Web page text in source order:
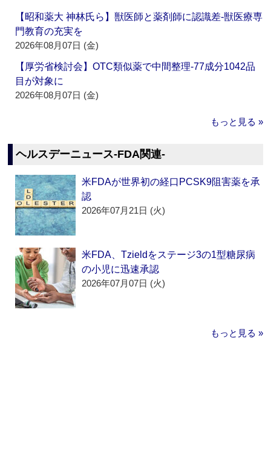
【昭和薬大 神林氏ら】獣医師と薬剤師に認識差‐獣医療専
門教育の充実を
2026年08月07日 (金)
【厚労省検討会】OTC類似薬で中間整理‐77成分1042品
目が対象に
2026年08月07日 (金)
もっと見る »
ヘルスデーニュース‐FDA関連‐
米FDAが世界初の経口PCSK9阻害薬を承
認
2026年07月21日 (火)
米FDA、Tzieldをステージ3の1型糖尿病
の小児に迅速承認
2026年07月07日 (火)
もっと見る »